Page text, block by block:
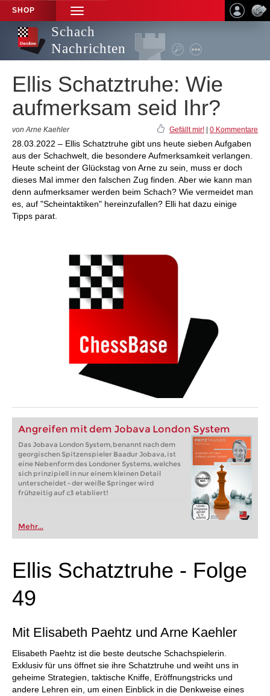
SHOP
TOGGLE
NAVIGATION
Schach
Nachrichten
Ellis Schatztruhe: Wie
aufmerksam seid Ihr?
von Arne Kaehler Gefällt mir! 0 Kommentare
28.03.2022 – Ellis Schatztruhe gibt uns heute sieben Aufgaben
aus der Schachwelt, die besondere Aufmerksamkeit verlangen.
Heute scheint der Glückstag von Arne zu sein, muss er doch
dieses Mal immer den falschen Zug finden. Aber wie kann man
denn aufmerksamer werden beim Schach? Wie vermeidet man
es, auf "Scheintaktiken" hereinzufallen? Elli hat dazu einige
Tipps parat.
Angreifen mit dem Jobava London System
Das Jobava London System, benannt nach dem
georgischen Spitzenspieler Baadur Jobava, ist
eine Nebenform des Londoner Systems, welches
sich prinzipiell in nur einem kleinen Detail
unterscheidet - der weiße Springer wird
frühzeitig auf c3 etabliert!
Mehr...
Ellis Schatztruhe - Folge
49
Mit Elisabeth Paehtz und Arne Kaehler
Elisabeth Paehtz ist die beste deutsche Schachspielerin.
Exklusiv für uns öffnet sie ihre Schatztruhe und weiht uns in
geheime Strategien, taktische Kniffe, Eröffnungstricks und
andere Lehren ein, um einen Einblick in die Denkweise eines